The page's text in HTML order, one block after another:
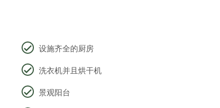
设施齐全的厨房
洗衣机并且烘干机
景观阳台